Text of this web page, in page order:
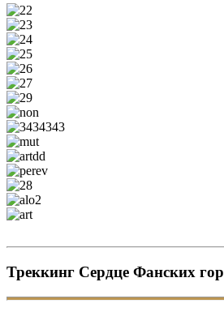
Треккинг Сердце Фанских гор